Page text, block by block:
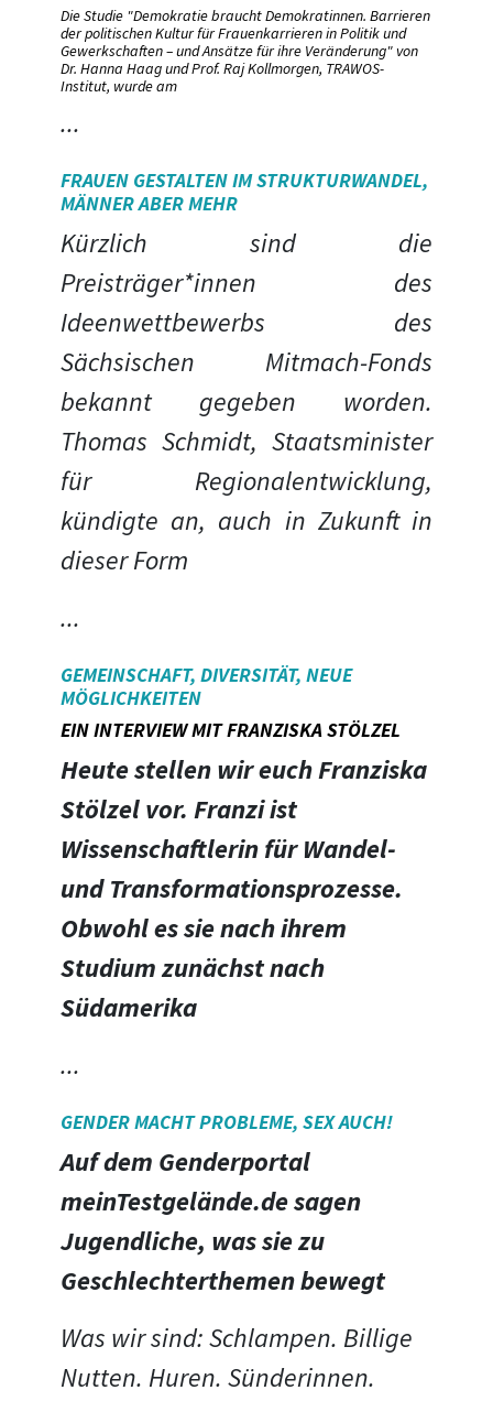
Die Studie "Demokratie braucht Demokratinnen. Barrieren
der politischen Kultur für Frauenkarrieren in Politik und
Gewerkschaften – und Ansätze für ihre Veränderung" von
Dr. Hanna Haag und Prof. Raj Kollmorgen, TRAWOS-
Institut, wurde am
...
FRAUEN GESTALTEN IM STRUKTURWANDEL,
MÄNNER ABER MEHR
Kürzlich sind die
Preisträger*innen des
Ideenwettbewerbs des
Sächsischen Mitmach-Fonds
bekannt gegeben worden.
Thomas Schmidt, Staatsminister
für Regionalentwicklung,
kündigte an, auch in Zukunft in
dieser Form
...
GEMEINSCHAFT, DIVERSITÄT, NEUE
MÖGLICHKEITEN
EIN INTERVIEW MIT FRANZISKA STÖLZEL
Heute stellen wir euch Franziska
Stölzel vor. Franzi ist
Wissenschaftlerin für Wandel-
und Transformationsprozesse.
Obwohl es sie nach ihrem
Studium zunächst nach
Südamerika
...
GENDER MACHT PROBLEME, SEX AUCH!
Auf dem Genderportal
meinTestgelände.de sagen
Jugendliche, was sie zu
Geschlechterthemen bewegt
Was wir sind: Schlampen. Billige
Nutten. Huren. Sünderinnen.